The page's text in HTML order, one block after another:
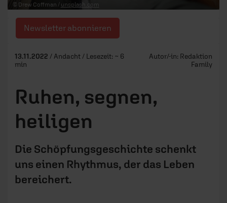
TEAM
© Drew Coffman / unsplash.com
Newsletter abonnieren
13.11.2022 / Andacht / Lesezeit: ~ 6
min
Autor/-in: Redaktion
Family
Ruhen, segnen,
heiligen
Die Schöpfungsgeschichte schenkt
uns einen Rhythmus, der das Leben
bereichert.